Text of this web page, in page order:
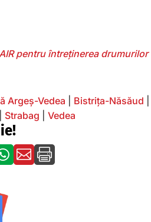
pentru întreținerea drumurilor
Argeș-Vedea Bistriţa-Năsăud
Strabag Vedea
 